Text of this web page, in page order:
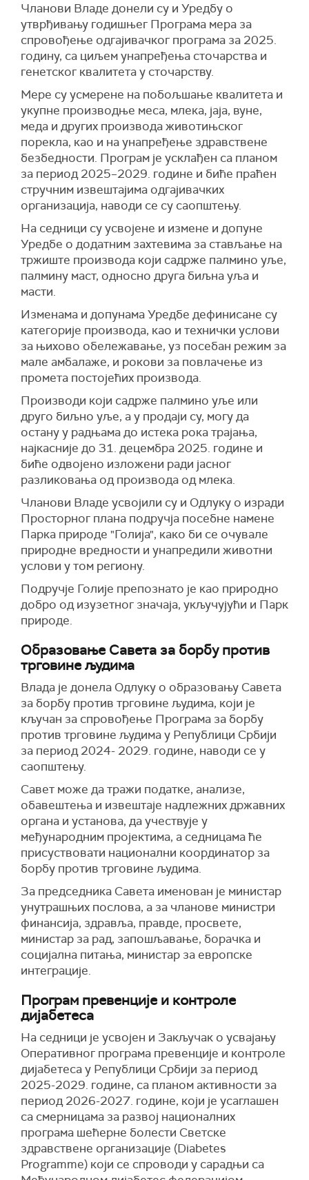
Чланови Владе донели су и Уредбу о
утврђивању годишњег Програма мера за
спровођење одгајивачког програма за 2025.
годину, са циљем унапређења сточарства и
генетског квалитета у сточарству.
Мере су усмерене на побољшање квалитета и
укупне производње меса, млека, јаја, вуне,
меда и других производа животињског
порекла, као и на унапређење здравствене
безбедности. Програм је усклађен са планом
за период 2025–2029. године и биће праћен
стручним извештајима одгајивачких
организација, наводи се су саопштењу.
На седници су усвојене и измене и допуне
Уредбе о додатним захтевима за стављање на
тржиште производа који садрже палмино уље,
палмину маст, односно друга биљна уља и
масти.
Изменама и допунама Уредбе дефинисане су
категорије производа, као и технички услови
за њихово обележавање, уз посебан режим за
мале амбалаже, и рокови за повлачење из
промета постојећих производа.
Производи који садрже палмино уље или
друго биљно уље, а у продаји су, могу да
остану у радњама до истека рока трајања,
најкасније до 31. децембра 2025. године и
биће одвојено изложени ради јасног
разликовања од производа од млека.
Чланови Владе усвојили су и Одлуку о изради
Просторног плана подручја посебне намене
Парка природе "Голија", како би се очувале
природне вредности и унапредили животни
услови у том региону.
Подручје Голије препознато је као природно
добро од изузетног значаја, укључујући и Парк
природе.
Образовање Савета за борбу против
трговине људима
Влада је донела Одлуку о образовању Савета
за борбу против трговине људима, који је
кључан за спровођење Програма за борбу
против трговине људима у Републици Србији
за период 2024- 2029. године, наводи се у
саопштењу.
Савет може да тражи податке, анализе,
обавештења и извештаје надлежних државних
органа и установа, да учествује у
међународним пројектима, а седницама ће
присуствовати национални координатор за
борбу против трговине људима.
За председника Савета именован је министар
унутрашњих послова, а за чланове министри
финансија, здравља, правде, просвете,
министар за рад, запошљавање, борачка и
социјална питања, министар за европске
интеграције.
Програм превенције и контроле
дијабетеса
На седници је усвојен и Закључак о усвајању
Оперативног програма превенције и контроле
дијабетеса у Републици Србији за период
2025-2029. године, са планом активности за
период 2026-2027. године, који је усаглашен
са смерницама за развој националних
програма шећерне болести Светске
здравствене организације (Diabetes
Programme) који се спроводи у сарадњи са